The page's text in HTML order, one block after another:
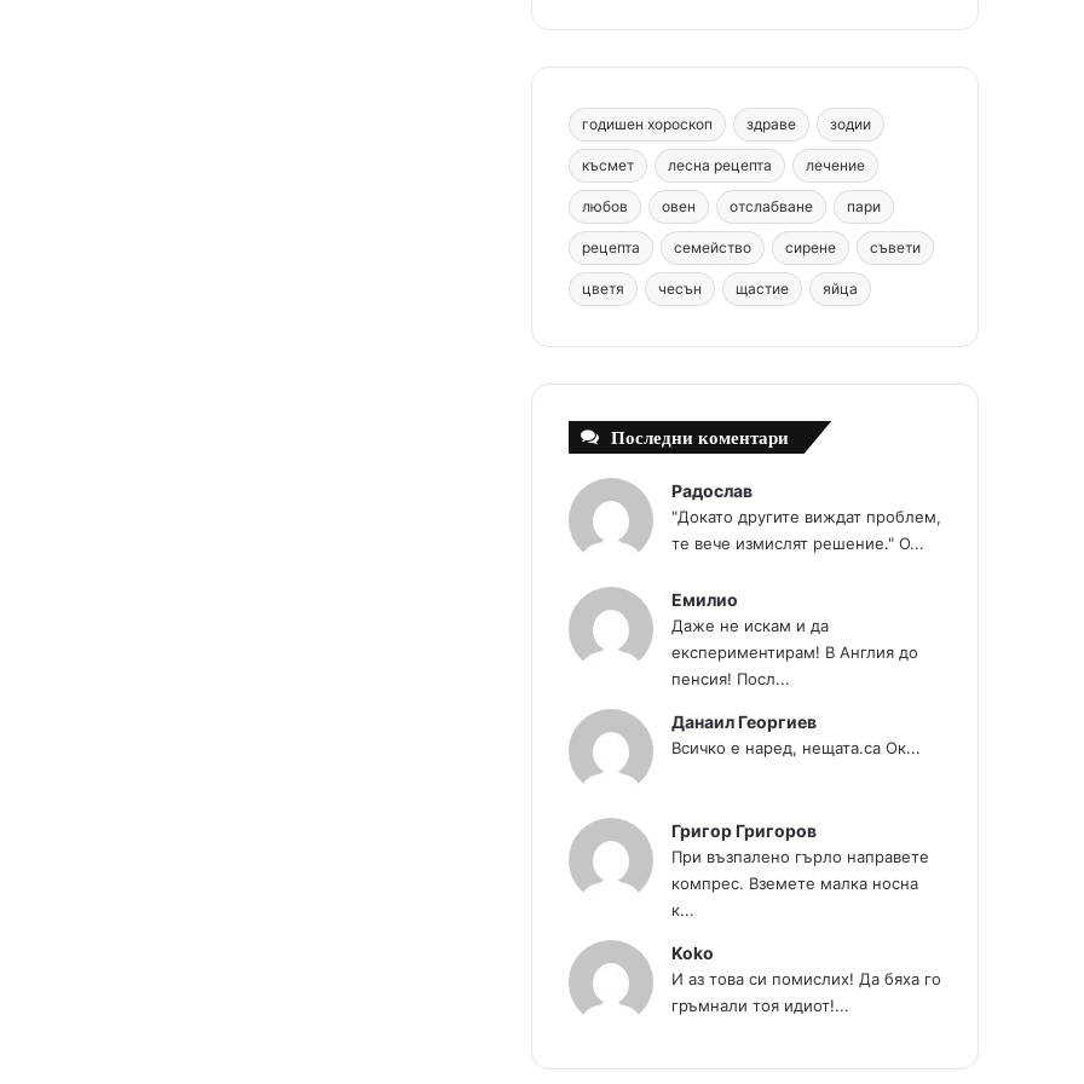
o
o
k
r
e
s
t
b
e
g
r
a
m
m
годишен хороскоп здраве зодии
късмет лесна рецепта лечение
любов овен отслабване пари
рецепта семейство сирене съвети
цветя чесън щастие яйца
Последни коментари
Радослав
"Докато другите виждат проблем,
те вече измислят решение." О...
Емилио
Даже не искам и да
експериментирам! В Англия до
пенсия! Посл...
Данаил Георгиев
Всичко е наред, нещата.са Ок...
Григор Григоров
При възпалено гърло направете
компрес. Вземете малка носна
к...
Koko
И аз това си помислих! Да бяха го
гръмнали тоя идиот!...